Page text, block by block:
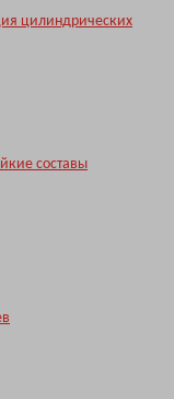
цилиндрических
составы